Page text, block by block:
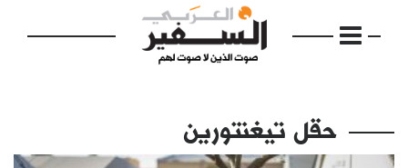
حقل تيغنتورين